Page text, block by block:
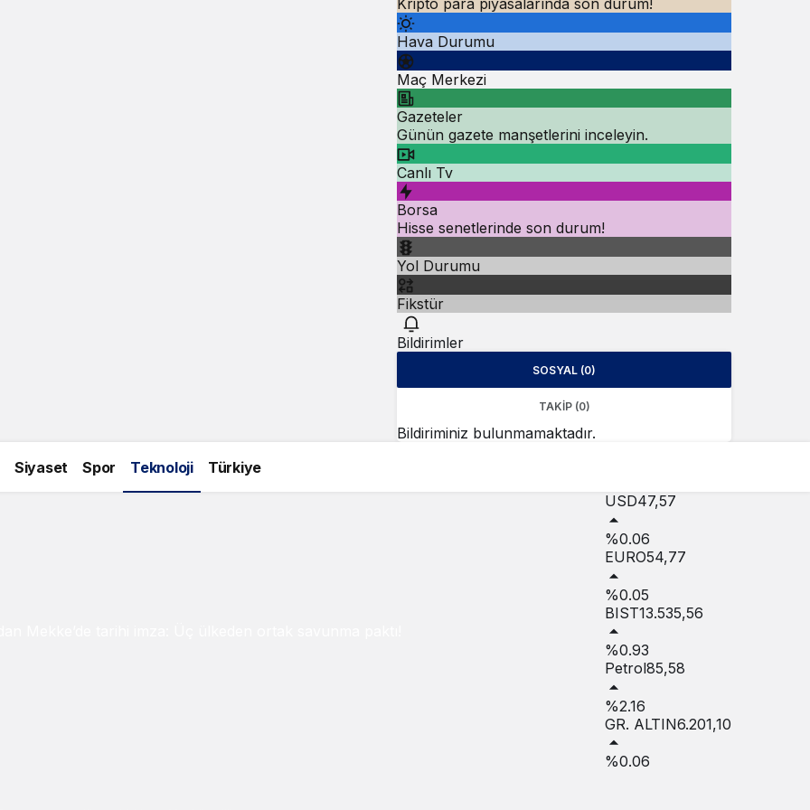
Kripto para piyasalarında son durum!
Hava Durumu
Maç Merkezi
Gazeteler
Günün gazete manşetlerini inceleyin.
Canlı Tv
Borsa
Hisse senetlerinde son durum!
Yol Durumu
Fikstür
Bildirimler
SOSYAL (0)
TAKIP (0)
Bildiriminiz bulunmamaktadır.
Siyaset Spor Teknoloji Türkiye
USD47,57
%0.06
EURO54,77
%0.05
BIST13.535,56
%0.93
Petrol85,58
%2.16
GR. ALTIN6.201,10
%0.06